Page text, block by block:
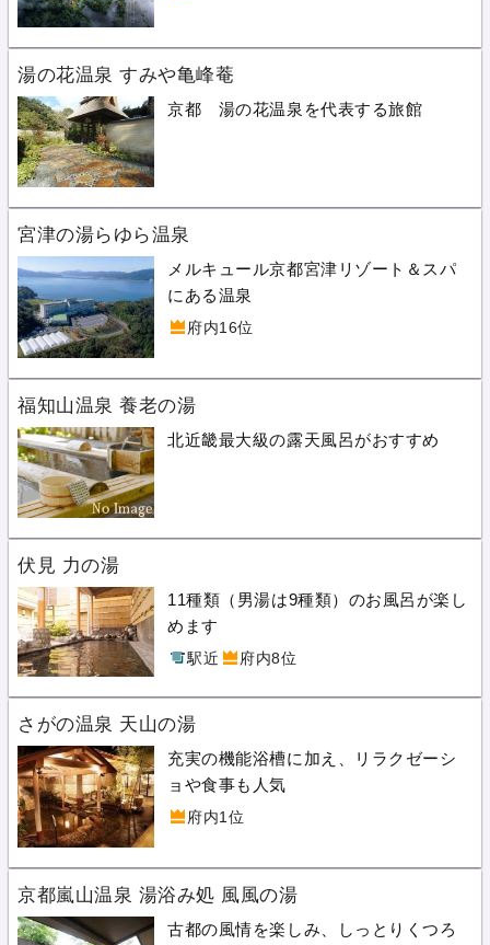
湯の花温泉 すみや亀峰菴
京都 湯の花温泉を代表する旅館
宮津の湯らゆら温泉
メルキュール京都宮津リゾート＆スパ
にある温泉
府内16位
福知山温泉 養老の湯
北近畿最大級の露天風呂がおすすめ
伏見 力の湯
11種類（男湯は9種類）のお風呂が楽し
めます
駅近 府内8位
さがの温泉 天山の湯
充実の機能浴槽に加え、リラクゼーシ
ョや食事も人気
府内1位
京都嵐山温泉 湯浴み処 風風の湯
古都の風情を楽しみ、しっとりくつろ